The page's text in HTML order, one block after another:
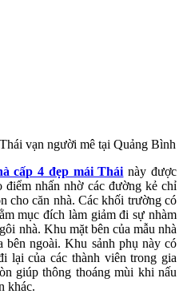
vạn người mê tại Quảng Bình
cấp 4 đẹp mái Thái này được
nhấn nhờ các đường kẻ chỉ
cho căn nhà. Các khối trường có
mục đích làm giảm đi sự nhàm
nhà. Khu mặt bên của mẫu nhà
bên ngoài. Khu sảnh phụ này có
lại của các thành viên trong gia
giúp thông thoáng mùi khi nấu
khác.